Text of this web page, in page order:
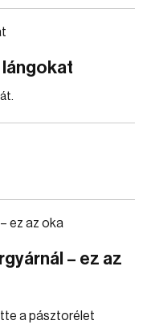
– ez az